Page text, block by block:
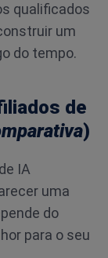
qualificados
um
do tempo.
de
)
IA
uma
do
para o seu